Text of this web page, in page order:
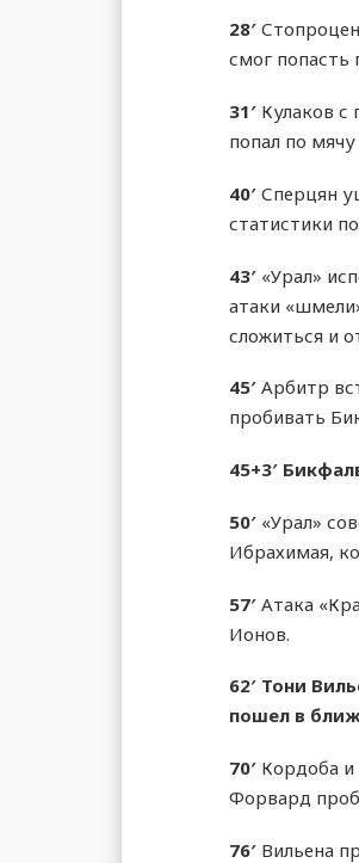
28′
смог попасть
31′ Кулаков с
попал по
40′ Сперцян
статистики
43′ «Урал»
атаки
сложиться и
45′ Арбитр
пробивать
45+3′
50′ «Урал»
Ибрахимая,
57′ Атака
Ионов.
62′ Тони
пошел в
70′ Кордоба
Форвард
76′ Вильена